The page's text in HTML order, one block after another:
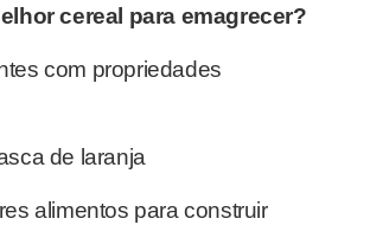
cereal para emagrecer?
com propriedades
de laranja
alimentos para construir